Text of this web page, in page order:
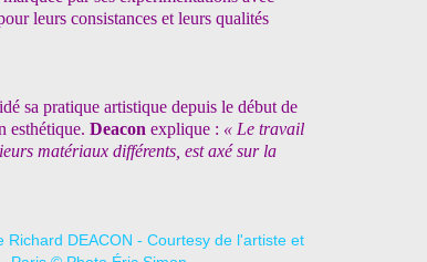
leurs consistances et leurs qualités
sa pratique artistique depuis le début de
esthétique. Deacon explique : « Le travail
matériaux différents, est axé sur la